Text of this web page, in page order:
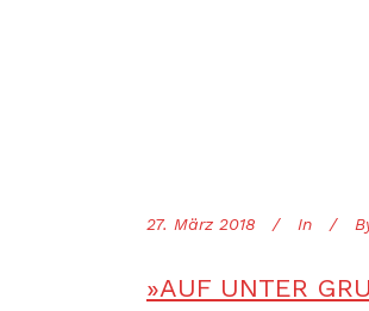
27. März 2018 In
»AUF UNTER